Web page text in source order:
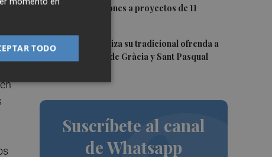
destinan 19 millones a proyectos de 11
5El Villarreal realiza su tradicional ofrenda a
la Mare de Déu de Gràcia y Sant Pasqual
Suscríbete al canal
de Whatsapp
TODO